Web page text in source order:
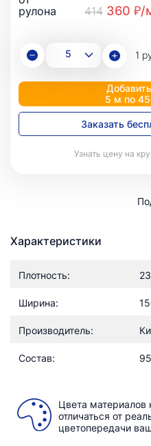
рулона
414 360 ₽/
1
5 м по
Заказать
Узнать цену на
Характеристики
Плотность:
Ширина:
Производитель:
Состав:
Цвета материалов
отличаться от
цветопередачи